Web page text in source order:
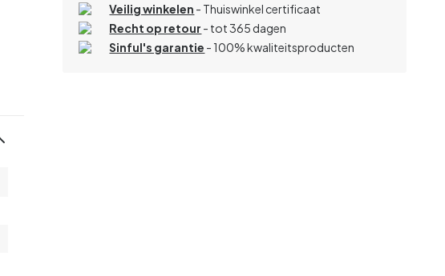
Veilig winkelen - Thuiswinkel certificaat
Recht op retour - tot 365 dagen
Sinful's garantie - 100% kwaliteitsproducten